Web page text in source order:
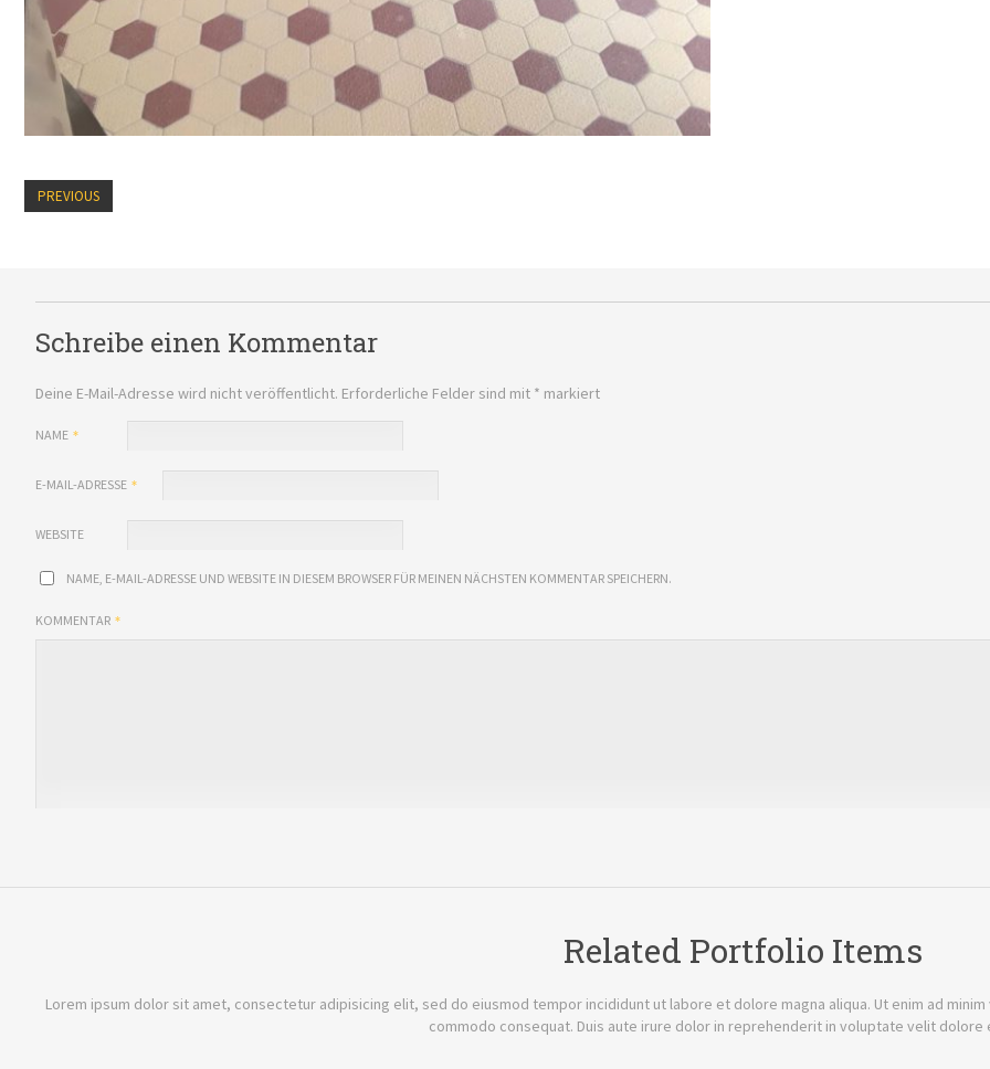
PREVIOUS
Schreibe einen Kommentar
Deine E-Mail-Adresse wird nicht veröffentlicht. Erforderliche Felder sind mit * markiert
NAME
E-MAIL-ADRESSE
WEBSITE
NAME, E-MAIL-ADRESSE UND WEBSITE IN DIESEM BROWSER FÜR MEINEN NÄCHSTEN KOMMENTAR SPEICHERN.
KOMMENTAR
Related Portfolio Items
Lorem ipsum dolor sit amet, consectetur adipisicing elit, sed do eiusmod tempor incididunt ut labore et dolore magna aliqua. Ut enim ad
commodo consequat. Duis aute irure dolor in reprehenderit in voluptate velit dolore